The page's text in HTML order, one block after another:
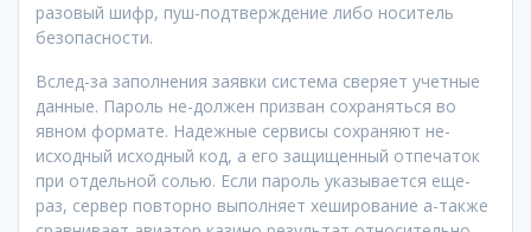
разовый шифр, пуш-подтверждение либо носитель
безопасности.
Вслед-за заполнения заявки система сверяет учетные
данные. Пароль не-должен призван сохраняться во
явном формате. Надежные сервисы сохраняют не-
исходный исходный код, а его защищенный отпечаток
при отдельной солью. Если пароль указывается еще-
раз, сервер повторно выполняет хеширование а-также